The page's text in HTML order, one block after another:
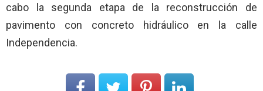
cabo la segunda etapa de la reconstrucción de
pavimento con concreto hidráulico en la calle
Independencia.